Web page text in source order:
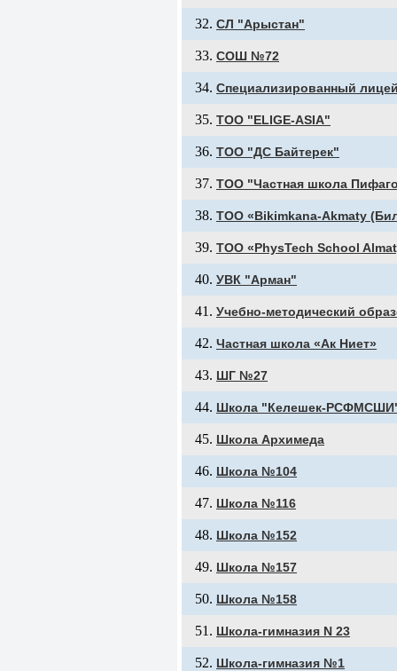
СЛ "Арыстан"
СОШ №72
Специализированный
ТОО "ELIGE-ASIA"
ТОО "ДС Байтерек"
ТОО "Частная школа
ТОО «Bikimkana-Akmaty
ТОО «PhysTech School
УВК "Арман"
Учебно-методический
Частная школа «Ак Ниет»
ШГ №27
Школа "Келешек-
Школа Архимеда
Школа №104
Школа №116
Школа №152
Школа №157
Школа №158
Школа-гимназия N 23
Школа-гимназия №1